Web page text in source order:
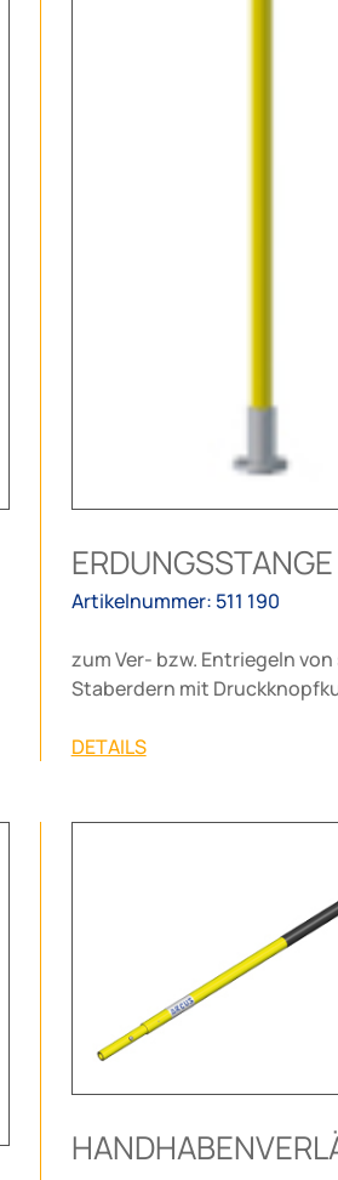
ERDUNGSSTANGE
Artikelnummer: 511 190
zum Ver- bzw. Entriegeln
Staberdern mit
DETAILS